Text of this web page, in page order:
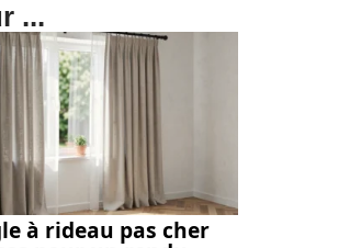
...
à rideau pas cher